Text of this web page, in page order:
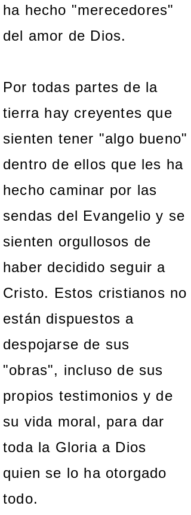
ha hecho "merecedores"
del amor de Dios.
Por todas partes de la
tierra hay creyentes que
sienten tener "algo bueno"
dentro de ellos que les ha
hecho caminar por las
sendas del Evangelio y se
sienten orgullosos de
haber decidido seguir a
Cristo. Estos cristianos no
están dispuestos a
despojarse de sus
"obras", incluso de sus
propios testimonios y de
su vida moral, para dar
toda la Gloria a Dios
quien se lo ha otorgado
todo.